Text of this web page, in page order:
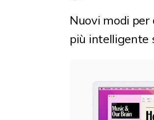
Nuovi modi
più intelligente